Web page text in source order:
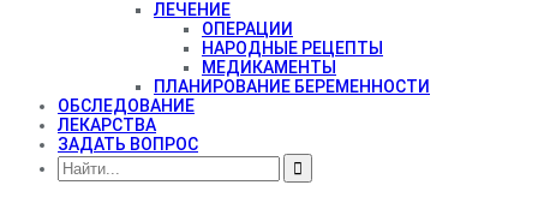
ЛЕЧЕНИЕ
ОПЕРАЦИИ
НАРОДНЫЕ РЕЦЕПТЫ
МЕДИКАМЕНТЫ
ПЛАНИРОВАНИЕ БЕРЕМЕННОСТИ
ОБСЛЕДОВАНИЕ
ЛЕКАРСТВА
ЗАДАТЬ ВОПРОС